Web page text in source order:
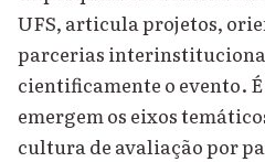
UFS, articula projetos,
parcerias
cientificamente o evento. É
emergem os eixos
cultura de avaliação por